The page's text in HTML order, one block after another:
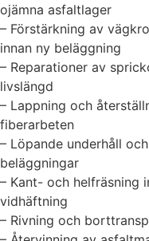
ojämna asfaltlager
– Förstärkning av
innan ny beläggning
– Reparationer av
livslängd
– Lappning och
fiberarbeten
– Löpande underhåll
beläggningar
– Kant- och helfräsning
vidhäftning
– Rivning och